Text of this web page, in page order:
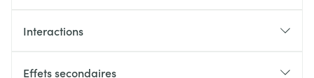
Interactions
Effets secondaires